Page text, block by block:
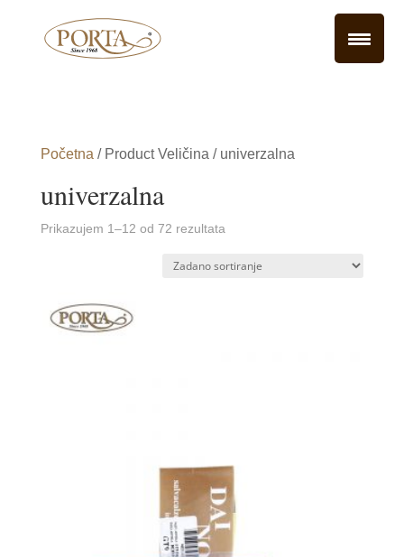
Početna / Product Veličina / univerzalna
univerzalna
Prikazujem 1–12 od 72 rezultata